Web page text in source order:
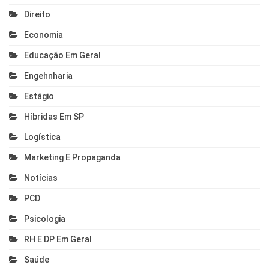
Direito
Economia
Educação Em Geral
Engehnharia
Estágio
Híbridas Em SP
Logística
Marketing E Propaganda
Notícias
PCD
Psicologia
RH E DP Em Geral
Saúde